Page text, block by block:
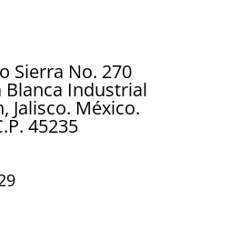
Sierra No. 270
Blanca Industrial
Jalisco. México.
45235